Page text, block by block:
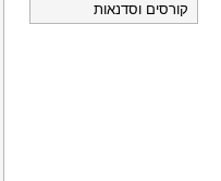
קורסים וסדנאות